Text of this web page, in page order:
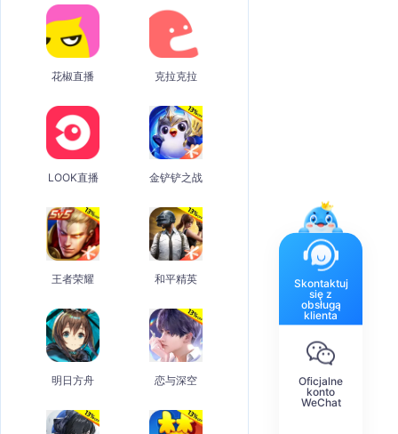
花椒直播 克拉克拉
LOOK直播 金铲铲之战
王者荣耀 和平精英
明日方舟 恋与深空
Skontaktuj
się z
obsługą
klienta
Oficjalne
konto
WeChat